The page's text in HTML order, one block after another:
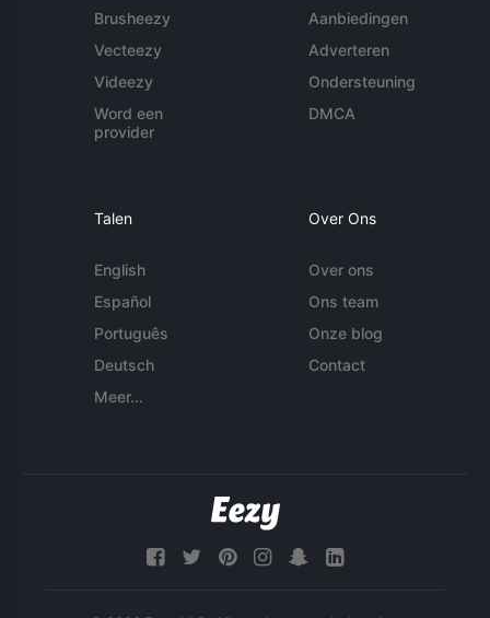
Brusheezy
Vecteezy
Videezy
Word een
provider
Aanbiedingen
Adverteren
Ondersteuning
DMCA
Talen
English
Español
Português
Deutsch
Meer...
Over Ons
Over ons
Ons team
Onze blog
Contact